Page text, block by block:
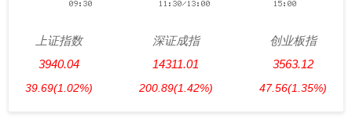
上证指数
3940.04
39.69(1.02%)
深证成指
14311.01
200.89(1.42%)
创业板指
3563.12
47.56(1.35%)